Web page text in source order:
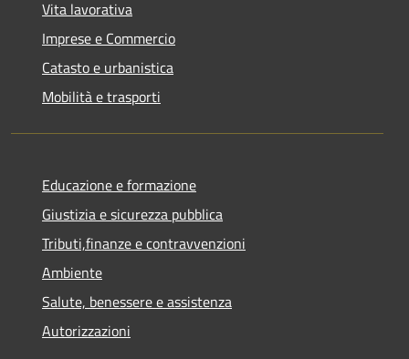
Vita lavorativa
Imprese e Commercio
Catasto e urbanistica
Mobilità e trasporti
Educazione e formazione
Giustizia e sicurezza pubblica
Tributi,finanze e contravvenzioni
Ambiente
Salute, benessere e assistenza
Autorizzazioni